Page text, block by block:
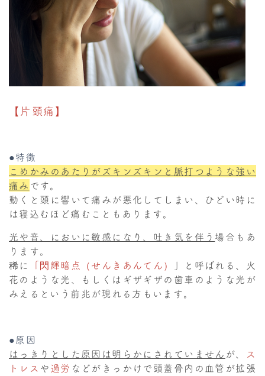
【片頭痛】
●特徴
こめかみのあたりがズキンズキンと脈打つような強い
痛み です。
動くと頭に響いて痛みが悪化してしまい、ひどい時に
は寝込むほど痛むこともあります。
光や音、においに敏感になり、吐き気を伴う 場合もあ
ります。
稀に
「閃輝暗点（せんきあんてん）
」と呼ばれる、火
花のような光、もしくはギザギザの歯車のような光が
みえるという前兆が現れる方もいます。
●原因
はっきりとした原因は明らかにされていません が、
ス
トレス や過労 などがきっかけで頭蓋骨内の血管が拡張